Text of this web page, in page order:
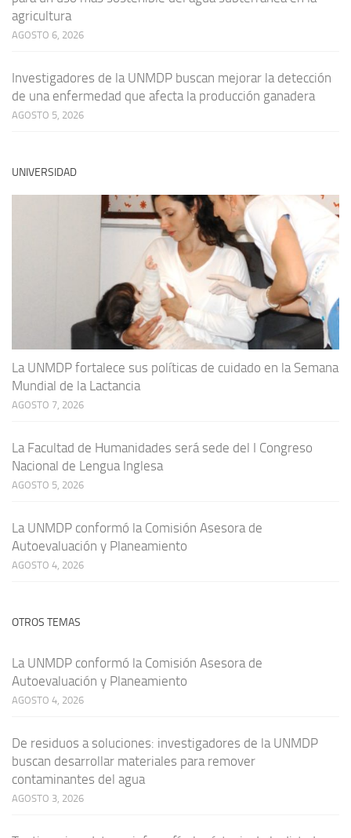
agricultura
AGOSTO 6, 2026
Investigadores de la UNMDP buscan mejorar la detección
de una enfermedad que afecta la producción ganadera
AGOSTO 5, 2026
UNIVERSIDAD
La UNMDP fortalece sus políticas de cuidado en la Semana
Mundial de la Lactancia
AGOSTO 7, 2026
La Facultad de Humanidades será sede del I Congreso
Nacional de Lengua Inglesa
AGOSTO 5, 2026
La UNMDP conformó la Comisión Asesora de
Autoevaluación y Planeamiento
AGOSTO 4, 2026
OTROS TEMAS
La UNMDP conformó la Comisión Asesora de
Autoevaluación y Planeamiento
AGOSTO 4, 2026
De residuos a soluciones: investigadores de la UNMDP
buscan desarrollar materiales para remover
contaminantes del agua
AGOSTO 3, 2026